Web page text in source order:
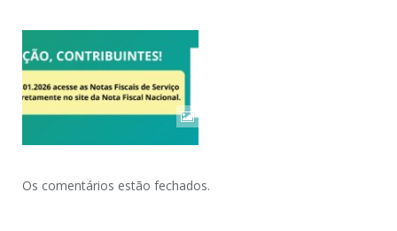
Os comentários estão fechados.